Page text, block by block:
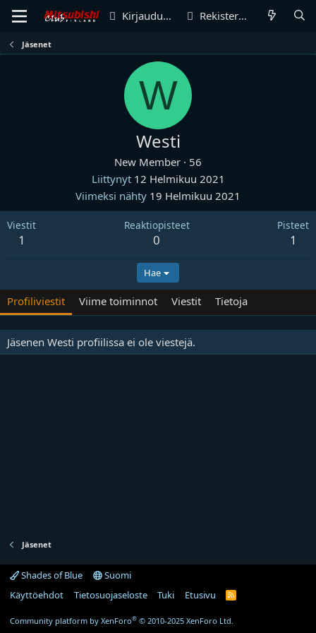
Kirjaudu sisään Rekisteröidy
Jäsenet
W
Westi
New Member · 56
Liittynyt 12 Helmikuu 2021
Viimeksi nähty 19 Helmikuu 2021
Viestit
1
Reaktiopisteet
0
Pisteet
1
Hae
Profiliviestit Viime toiminnot Viestit Tietoja
Jäsenen Westi profiilissa ei ole viestejä.
Jäsenet
Shades of Blue
Suomi
Käyttöehdot
Tietosuojaseloste Tuki Etusivu
R
Community platform by XenForo® © 2010-2025 XenForo Ltd.